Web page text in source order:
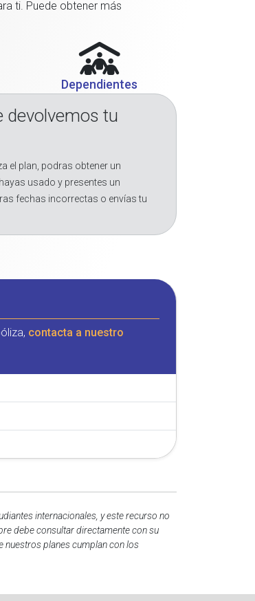
ti. Puede obtener más
Dependientes
devolvemos tu
el plan, podras obtener un
usado y presentes un
fechas incorrectas o envías tu
contacta a nuestro
internacionales, y este recurso no
debe consultar directamente con su
nuestros planes cumplan con los